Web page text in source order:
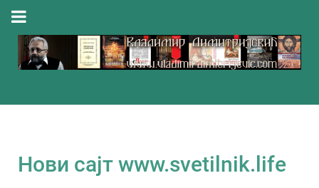
Нови сајт www.svetilnik.life